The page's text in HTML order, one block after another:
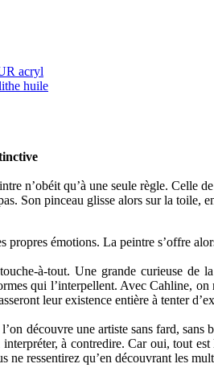
acryl
huile
n’obéit qu’à une seule règle. Celle
Son pinceau glisse alors sur la toile,
propres émotions. La peintre s’offre
à-tout. Une grande curieuse de
qui l’interpellent. Avec Cahline,
leur existence entière à tenter
l’on découvre une artiste sans fard,
à contredire. Car oui, tout
ne ressentirez qu’en découvrant les